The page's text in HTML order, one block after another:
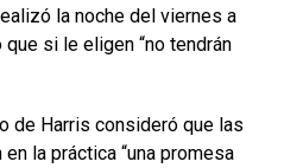
la noche del viernes a
si le eligen “no tendrán
de Harris consideró que las
la práctica “una promesa